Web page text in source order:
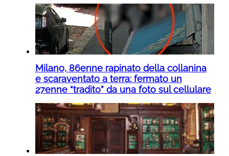
Milano, 86enne rapinato della collanina
e scaraventato a terra: fermato un
27enne “tradito” da una foto sul cellulare